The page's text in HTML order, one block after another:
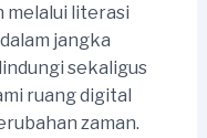
melalui literasi
jangka
sekaligus
ruang digital
zaman.